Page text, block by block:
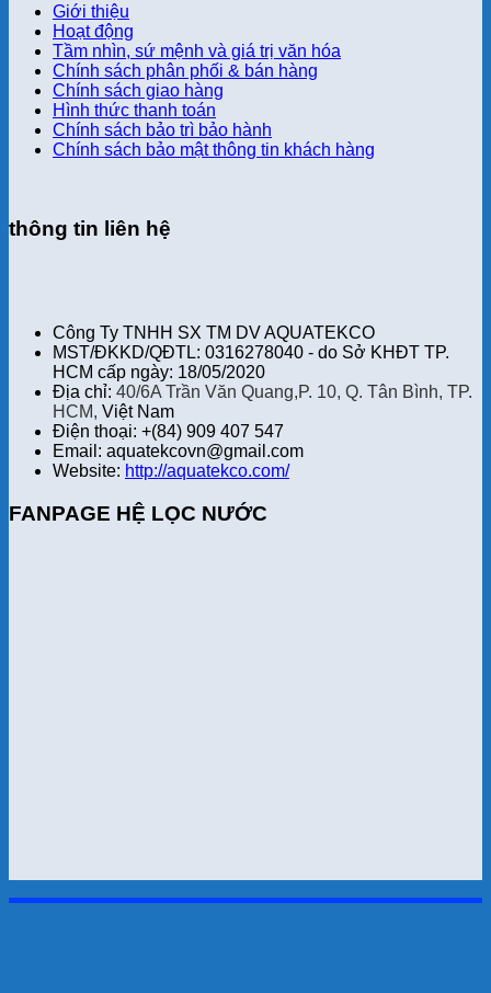
Giới thiệu
Hoạt động
Tầm nhìn, sứ mệnh và giá trị văn hóa
Chính sách phân phối & bán hàng
Chính sách giao hàng
Hình thức thanh toán
Chính sách bảo trì bảo hành
Chính sách bảo mật thông tin khách hàng
thông tin liên hệ
Công Ty TNHH SX TM DV AQUATEKCO
MST/ĐKKD/QĐTL: 0316278040 - do Sở KHĐT TP.
HCM cấp ngày: 18/05/2020
Địa chỉ: 40/6A Trần Văn Quang,P. 10, Q. Tân Bình, TP.
HCM, Việt Nam
Điện thoại: +(84) 909 407 547
Email: aquatekcovn@gmail.com
Website: http://aquatekco.com/
FANPAGE HỆ LỌC NƯỚC